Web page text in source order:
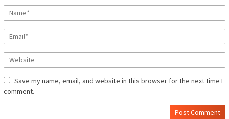
Save my name, email, and website in this browser for the next time I
comment.